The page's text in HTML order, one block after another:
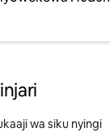
wa siku nyingi